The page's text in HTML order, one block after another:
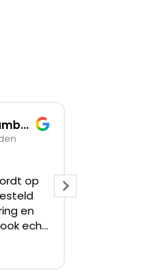
Prima ervaring